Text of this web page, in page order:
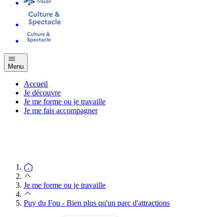
Menu
Accueil
Je découvre
Je me forme ou je travaille
Je me fais accompagner
Je me forme ou je travaille
Puy du Fou - Bien plus qu'un parc d'attractions